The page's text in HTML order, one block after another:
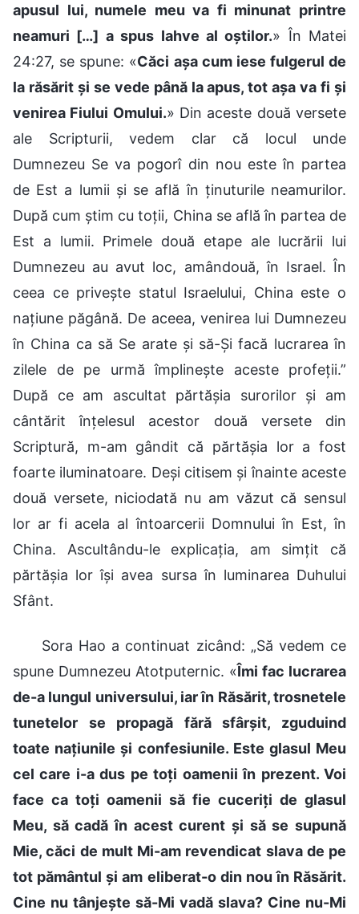
apusul lui, numele meu va fi minunat printre
neamuri […] a spus Iahve al oștilor.» În Matei
24:27, se spune: «Căci aşa cum iese fulgerul de
la răsărit şi se vede până la apus, tot aşa va fi şi
venirea Fiului Omului.» Din aceste două versete
ale Scripturii, vedem clar că locul unde
Dumnezeu Se va pogorî din nou este în partea
de Est a lumii și se află în ținuturile neamurilor.
După cum știm cu toții, China se află în partea de
Est a lumii. Primele două etape ale lucrării lui
Dumnezeu au avut loc, amândouă, în Israel. În
ceea ce privește statul Israelului, China este o
națiune păgână. De aceea, venirea lui Dumnezeu
în China ca să Se arate și să-Și facă lucrarea în
zilele de pe urmă împlinește aceste profeții.”
După ce am ascultat părtășia surorilor și am
cântărit înțelesul acestor două versete din
Scriptură, m-am gândit că părtășia lor a fost
foarte iluminatoare. Deși citisem și înainte aceste
două versete, niciodată nu am văzut că sensul
lor ar fi acela al întoarcerii Domnului în Est, în
China. Ascultându-le explicația, am simțit că
părtășia lor își avea sursa în luminarea Duhului
Sfânt.
Sora Hao a continuat zicând: „Să vedem ce
spune Dumnezeu Atotputernic. «Îmi fac lucrarea
de-a lungul universului, iar în Răsărit, trosnetele
tunetelor se propagă fără sfârșit, zguduind
toate națiunile şi confesiunile. Este glasul Meu
cel care i-a dus pe toți oamenii în prezent. Voi
face ca toți oamenii să fie cuceriți de glasul
Meu, să cadă în acest curent și să se supună
Mie, căci de mult Mi-am revendicat slava de pe
tot pământul și am eliberat-o din nou în Răsărit.
Cine nu tânjește să-Mi vadă slava? Cine nu-Mi